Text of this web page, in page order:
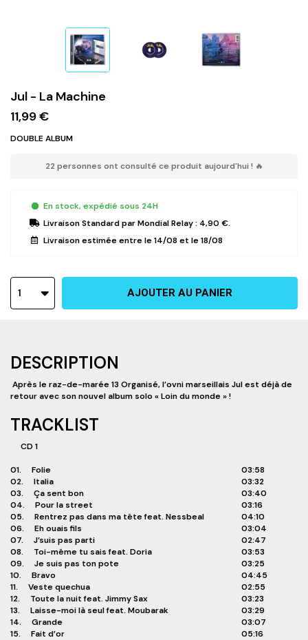
Jul - La Machine
11,99 €
DOUBLE ALBUM
22 personnes ont consulté ce produit aujourd'hui ! 🔥
En stock, expédié sous 24H
Livraison Standardpar Mondial Relay : 4,90 €.
Livraison estimée entre le14/08 et le18/08
1 AJOUTER AU PANIER
DESCRIPTION
Après le raz-de-marée 13 Organisé, l’ovni marseillais Jul est déjà de
retour avec son nouvel album solo « Loin du monde » !
TRACKLIST
CD 1
01. Folie
03:58
02.
Italia
03:32
03.
Ça sent bon
03:40
04.
Pour la street
03:16
05.
Rentrez pas dans ma tête feat. Nessbeal
04:10
06.
Eh ouais fils
03:04
07.
J’suis pas parti
02:47
08.
Toi-même tu sais feat. Doria
03:53
09.
Je suis pas ton pote
03:25
10.
Bravo
04:45
11.
Veste quechua
02:55
12.
Toute la nuit feat. Jimmy Sax
03:23
13.
Laisse-moi là seul feat. Moubarak
03:29
14.
Grande
03:07
15.
Fait d’or 05:16